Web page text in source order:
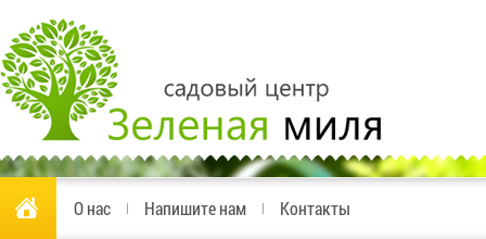
О нас Напишите нам Контакты